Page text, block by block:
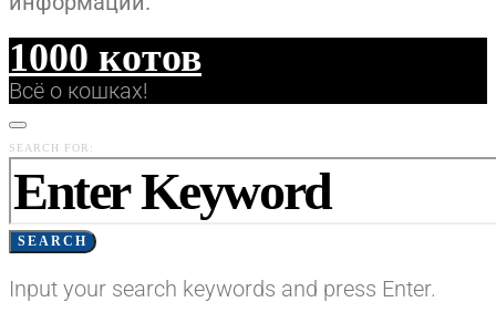
1000 котов
Всё о кошках!
SEARCH FOR:
SEARCH
Input your search keywords and press Enter.